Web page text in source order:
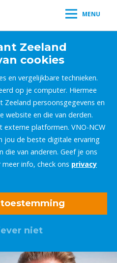
MENU
Zeeland
cookies
en vergelijkbare technieken.
op je computer. Hiermee
Zeeland persoonsgegevens en
website en die van derden.
externe platformen. VNO-NCW
jou de beste digitale ervaring
van anderen. Geef je ons
info, check ons privacy
niet